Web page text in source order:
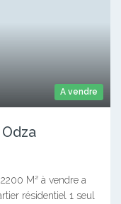
A vendre
M² à vendre a
résidentiel 1 seul